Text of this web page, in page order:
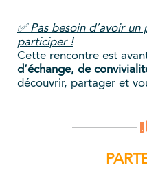
✅ Pas besoin d’avoir
participer !
Cette rencontre est
d’échange, de
découvrir, partager et